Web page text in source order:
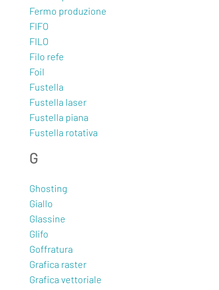
About
Funzionalità
Strumenti
Collegamenti
Industria
Eventi
Glossario
Blog
Lavora
con
noi
Mediakit
Fermo produzione
FIFO
FILO
Filo refe
Foil
Fustella
Fustella laser
Fustella piana
Fustella rotativa
G
Ghosting
Giallo
Glassine
Glifo
Goffratura
Grafica raster
Grafica vettoriale